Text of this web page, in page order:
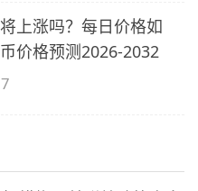
上涨吗？每日价格如
价格预测2026-2032